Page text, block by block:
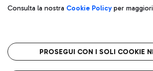
Privacy policy
Note legali
Roma FCO
L'aeroporto stellato
Consulta la nostra Cookie Policyper
PROSEGUI CON I SOLI COOKIE